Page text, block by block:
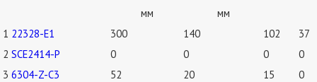
мм
мм
1 22328-E1 300 140 102
37
2 SCE2414-P 0 0 0
0
3 6304-Z-C3 52 20 15
0